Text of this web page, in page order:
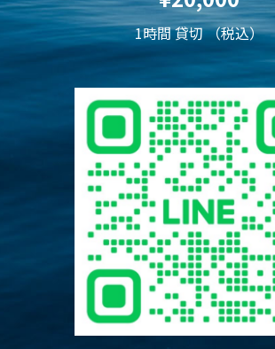
1時間 貸切 （税込）